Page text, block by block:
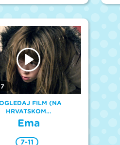
FILM (NA
HRVATSKOM…
Ema
7-11